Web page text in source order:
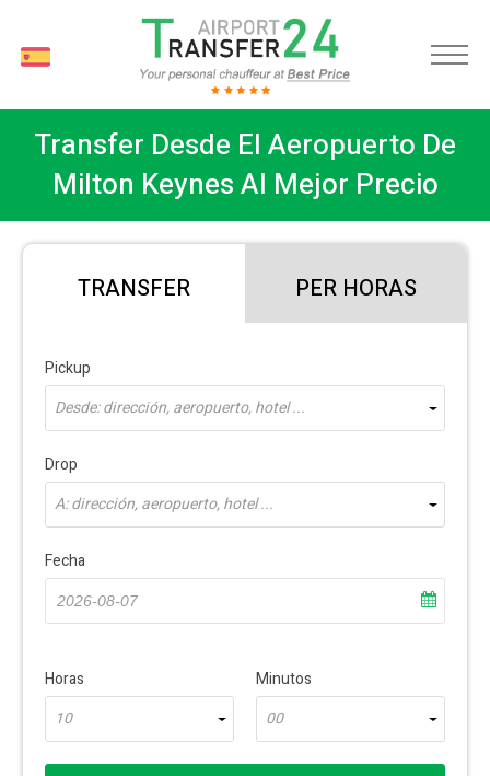
Transfer Desde El Aeropuerto De
Milton Keynes Al Mejor Precio
TRANSFER PER HORAS
Pickup
Desde: dirección, aeropuerto, hotel ...
Drop
A: dirección, aeropuerto, hotel ...
Fecha
Horas
10
Minutos
00